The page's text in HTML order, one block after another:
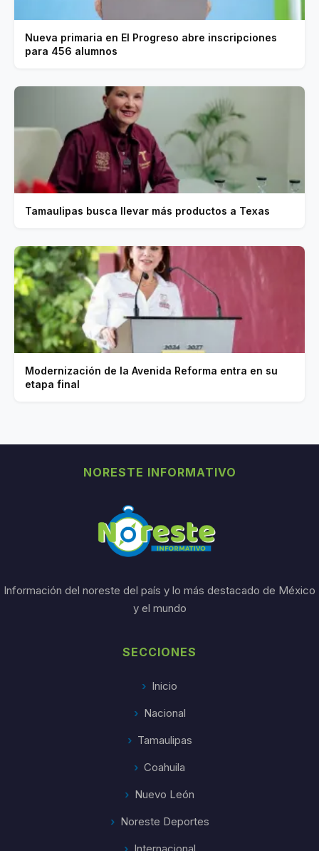
Nueva primaria en El Progreso abre inscripciones
para 456 alumnos
Tamaulipas busca llevar más productos a Texas
Modernización de la Avenida Reforma entra en su
etapa final
NORESTE INFORMATIVO
Información del noreste del país y lo más destacado de México
y el mundo
SECCIONES
Inicio
Nacional
Tamaulipas
Coahuila
Nuevo León
Noreste Deportes